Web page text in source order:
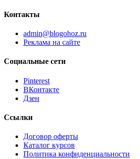
Контакты
admin@blogohoz.ru
Реклама на сайте
Социальные сети
Pinterest
ВКонтакте
Дзен
Ссылки
Договор оферты
Каталог курсов
Политика конфиденциальности